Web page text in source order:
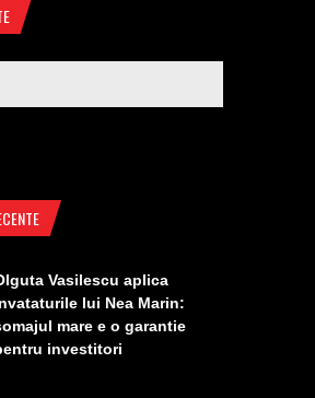
Vasilescu aplica
lui Nea Marin:
mare e o garantie
investitori